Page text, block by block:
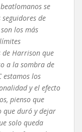
se
de
los más
de Harrison que
a la sombra de
estamos los
y el efecto
pienso que
que duró y dejar
solo queda